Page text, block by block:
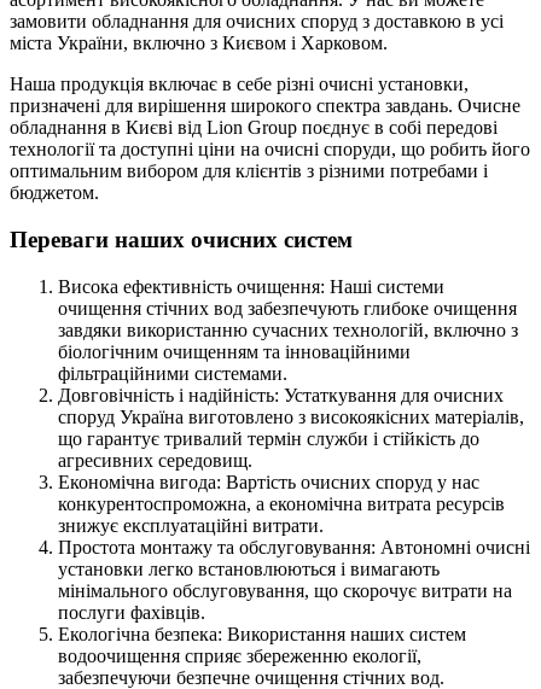
замовити обладнання для очисних споруд з доставкою в усі
міста України, включно з Києвом і Харковом.
Наша продукція включає в себе різні очисні установки,
призначені для вирішення широкого спектра завдань. Очисне
обладнання в Києві від Lion Group поєднує в собі передові
технології та доступні ціни на очисні споруди, що робить його
оптимальним вибором для клієнтів з різними потребами і
бюджетом.
Переваги наших очисних систем
Висока ефективність очищення: Наші системи
очищення стічних вод забезпечують глибоке очищення
завдяки використанню сучасних технологій, включно з
біологічним очищенням та інноваційними
фільтраційними системами.
Довговічність і надійність: Устаткування для очисних
споруд Україна виготовлено з високоякісних матеріалів,
що гарантує тривалий термін служби і стійкість до
агресивних середовищ.
Економічна вигода: Вартість очисних споруд у нас
конкурентоспроможна, а економічна витрата ресурсів
знижує експлуатаційні витрати.
Простота монтажу та обслуговування: Автономні очисні
установки легко встановлюються і вимагають
мінімального обслуговування, що скорочує витрати на
послуги фахівців.
Екологічна безпека: Використання наших систем
водоочищення сприяє збереженню екології,
забезпечуючи безпечне очищення стічних вод.